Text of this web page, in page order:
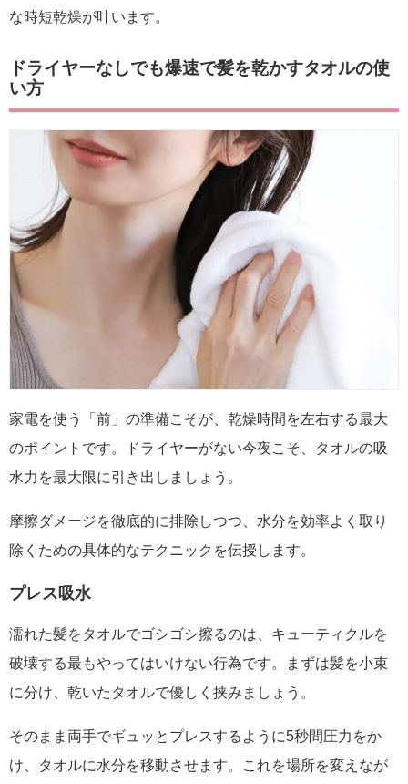
な時短乾燥が叶います。
ドライヤーなしでも爆速で髪を乾かすタオルの使
い方
家電を使う「前」の準備こそが、乾燥時間を左右する最大
のポイントです。ドライヤーがない今夜こそ、タオルの吸
水力を最大限に引き出しましょう。
摩擦ダメージを徹底的に排除しつつ、水分を効率よく取り
除くための具体的なテクニックを伝授します。
プレス吸水
濡れた髪をタオルでゴシゴシ擦るのは、キューティクルを
破壊する最もやってはいけない行為です。まずは髪を小束
に分け、乾いたタオルで優しく挟みましょう。
そのまま両手でギュッとプレスするように5秒間圧力をか
け、タオルに水分を移動させます。これを場所を変えなが